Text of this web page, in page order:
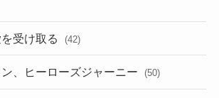
受け取る (42)
、ヒーローズジャーニー (50)